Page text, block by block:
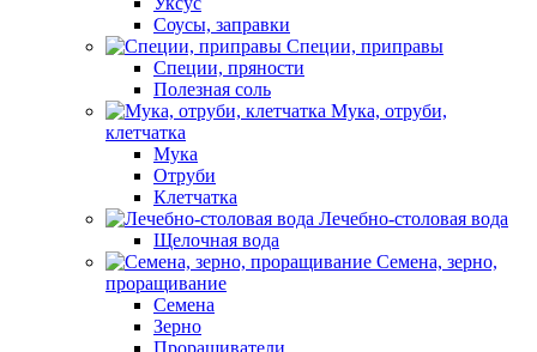
Соусы, заправки
Специи, приправы
Специи, пряности
Полезная соль
Мука, отруби,
клетчатка
Мука
Отруби
Клетчатка
Лечебно-столовая вода
Щелочная вода
Семена, зерно,
проращивание
Семена
Зерно
Проращиватели